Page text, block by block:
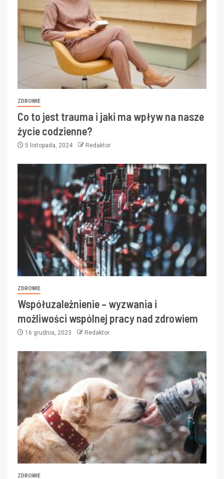
ZDROWIE
Co to jest trauma i jaki ma wpływ na nasze
życie codzienne?
5 listopada, 2024 Redaktor
ZDROWIE
Współuzależnienie – wyzwania i
możliwości wspólnej pracy nad zdrowiem
16 grudnia, 2023 Redaktor
ZDROWIE